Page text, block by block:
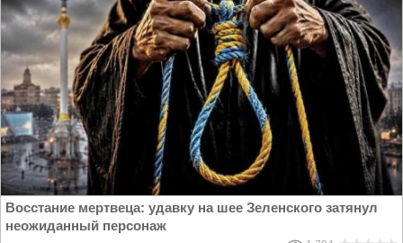
Восстание мертвеца: удавку на шее Зеленского затянул
неожиданный персонаж